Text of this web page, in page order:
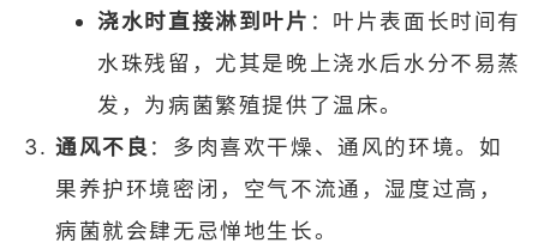
浇水时直接淋到叶片 ：叶片表面长时间有
水珠残留，尤其是晚上浇水后水分不易蒸
发，为病菌繁殖提供了温床。
通风不良 ：多肉喜欢干燥、通风的环境。如
果养护环境密闭，空气不流通，湿度过高，
病菌就会肆无忌惮地生长。